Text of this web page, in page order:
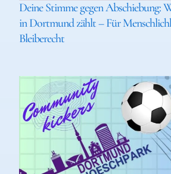
Deine Stimme gegen Abschiebung:
in Dortmund zählt – Für
Bleiberecht